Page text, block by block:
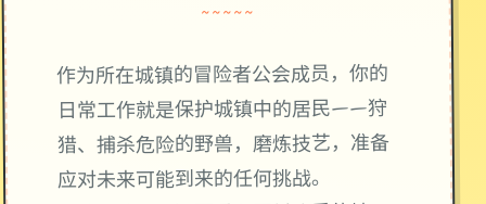
~~~~~
作为所在城镇的冒险者公会成员，你的
日常工作就是保护城镇中的居民——狩
猎、捕杀危险的野兽，磨炼技艺，准备
应对未来可能到来的任何挑战。